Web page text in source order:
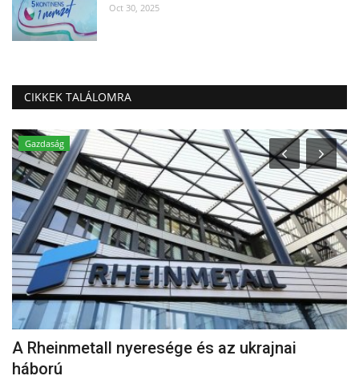
Oct 30, 2025
CIKKEK TALÁLOMRA
Gazdaság
A Rheinmetall nyeresége és az ukrajnai
háború